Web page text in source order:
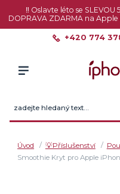
‼️ Oslavte léto se
DOPRAVA ZDARMA na
+420 774
Úvod 💡Příslušenství
Smoothie Kryt pro Apple